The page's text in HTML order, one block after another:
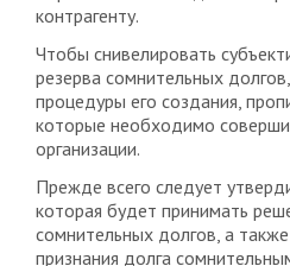
контрагенту.
Чтобы снивелировать
резерва сомнительных
процедуры его создания,
которые необходимо
организации.
Прежде всего следует
которая будет принимать
сомнительных долгов, а
признания долга